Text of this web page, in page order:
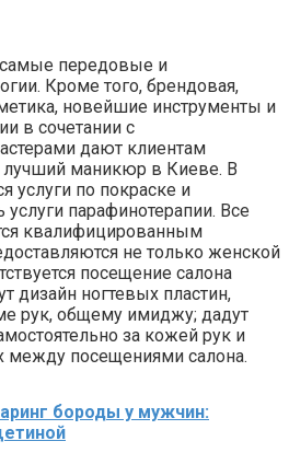
передовые и
Кроме того, брендовая,
новейшие инструменты и
в сочетании с
дают клиентам
лучший маникюр в Киеве. В
услуги по покраске и
парафинотерапии. Все
квалифицированным
не только женской
посещение салона
дизайн ногтевых пластин,
рук, общему имиджу; дадут
за кожей рук и
между посещениями салона.
бороды у мужчин: